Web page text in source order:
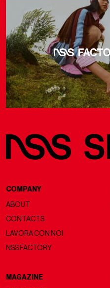
COMPANY
ABOUT
CONTACTS
LAVORA CON NOI
NSS FACTORY
MAGAZINE